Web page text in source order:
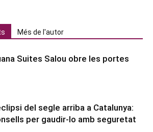
Més de l'autor
Suites Salou obre les portes
del segle arriba a Catalunya:
per gaudir-lo amb seguretat